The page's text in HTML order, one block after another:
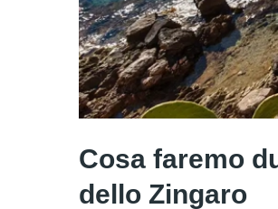
Cosa faremo
dello Zingaro